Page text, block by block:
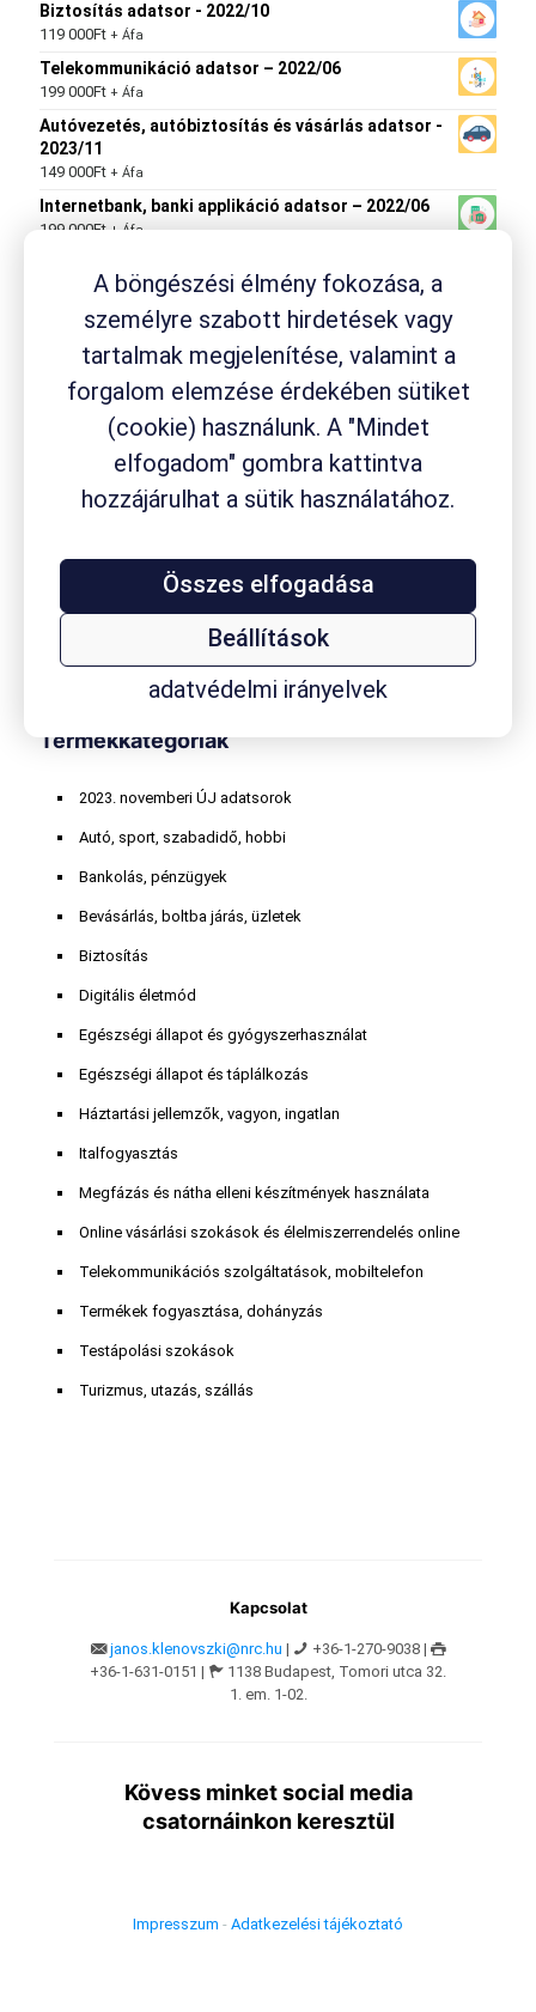
A böngészési élmény fokozása, a
személyre szabott hirdetések vagy
tartalmak megjelenítése, valamint a
forgalom elemzése érdekében sütiket
(cookie) használunk. A "Mindet
elfogadom" gombra kattintva
hozzájárulhat a sütik használatához.
Összes elfogadása
Beállítások
adatvédelmi irányelvek
Biztosítás adatsor - 2022/10
119 000Ft + Áfa
Telekommunikáció adatsor – 2022/06
199 000Ft + Áfa
Autóvezetés, autóbiztosítás és vásárlás adatsor -
2023/11
149 000Ft + Áfa
Internetbank, banki applikáció adatsor – 2022/06
199 000Ft + Áfa
Termék címkék
Aleve drogéria
Fluimucil
fogyási módszer fájdalom fájdalomcsillapító gyógynövény
gyógyszer gyógyszerfogyasztás
gyógyszerkészítmény
gyógyszertár
gyógyszervásárlás
koleszterin
köhögés
Müller nátha online játék orrdugulás Paxirasol
Robitussin Sinupret Smecta TESCO vitaminvásárlás vény nélkül
Wick
Termékkategóriák
2023. novemberi ÚJ adatsorok
Autó, sport, szabadidő, hobbi
Bankolás, pénzügyek
Bevásárlás, boltba járás, üzletek
Biztosítás
Digitális életmód
Egészségi állapot és gyógyszerhasználat
Egészségi állapot és táplálkozás
Háztartási jellemzők, vagyon, ingatlan
Italfogyasztás
Megfázás és nátha elleni készítmények használata
Online vásárlási szokások és élelmiszerrendelés online
Telekommunikációs szolgáltatások, mobiltelefon
Termékek fogyasztása, dohányzás
Testápolási szokások
Turizmus, utazás, szállás
Kapcsolat
janos.klenovszki@nrc.hu |
+36-1-270-9038 |
+36-1-631-0151 |
1138 Budapest, Tomori utca 32.
1. em. 1-02.
Kövess minket social media
csatornáinkon keresztül
Impresszum - Adatkezelési tájékoztató